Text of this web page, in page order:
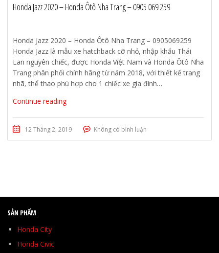
Honda Jazz 2020 – Honda Ôtô Nha Trang – 0905 069 259
Honda Jazz 2020 – Honda Ôtô Nha Trang – 0905069259
Honda Jazz là mẫu xe hatchback cỡ nhỏ, nhập khẩu Thái
Lan nguyên chiếc, được Honda Việt Nam và Honda Ôtô Nha
Trang phân phối chính hãng từ năm 2018, với thiết kế trang
nhã, thể thao phù hợp cho 1 chiếc xe gia đình…
Continue reading
12 Tháng 2, 2019 Không có bình luận
SẢN PHẨM
Honda City
Honda Civic